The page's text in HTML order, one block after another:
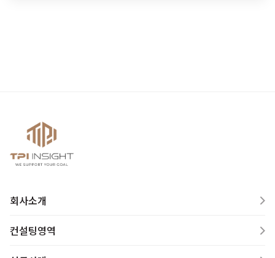
회사소개
컨설팅영역